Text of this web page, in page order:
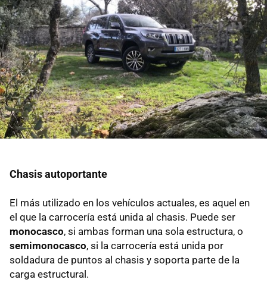
Chasis autoportante
El más utilizado en los vehículos actuales, es aquel en
el que la carrocería está unida al chasis. Puede ser
monocasco, si ambas forman una sola estructura, o
semimonocasco, si la carrocería está unida por
soldadura de puntos al chasis y soporta parte de la
carga estructural.